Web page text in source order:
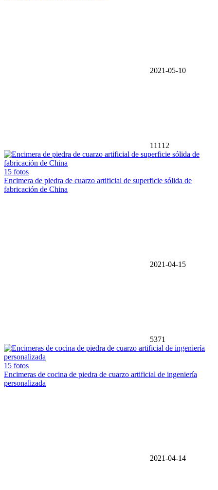
2021-05-10
11112
15 fotos
Encimera de piedra de cuarzo artificial de superficie sólida de
fabricación de China
2021-04-15
5371
15 fotos
Encimeras de cocina de piedra de cuarzo artificial de ingeniería
personalizada
2021-04-14